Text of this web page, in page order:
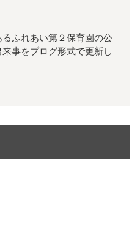
ふれあい第２保育園の公
事をブログ形式で更新し